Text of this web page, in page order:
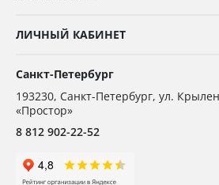
ЛИЧНЫЙ КАБИНЕТ
Санкт-Петербург
193230, Санкт-Петербург, ул.
«Простор»
8 812 902-22-52